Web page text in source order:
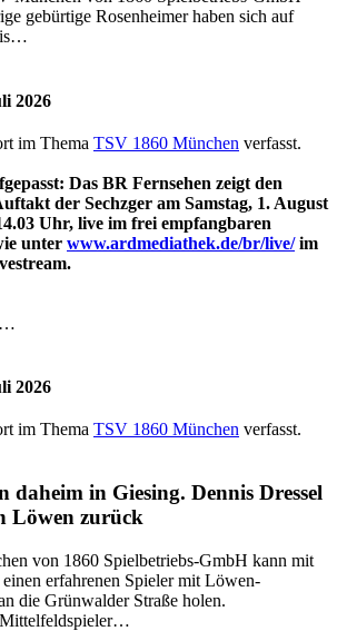
gebürtige Rosenheimer haben sich auf
2026
im Thema TSV 1860 München verfasst.
Das BR Fernsehen zeigt den
der Sechzger am Samstag, 1. August
Uhr, live im frei empfangbaren
unter www.ardmediathek.de/br/live/im
2026
im Thema TSV 1860 München verfasst.
daheim in Giesing. Dennis Dressel
Löwen zurück
von 1860 Spielbetriebs-GmbH kann mit
erfahrenen Spieler mit Löwen-
die Grünwalder Straße holen.